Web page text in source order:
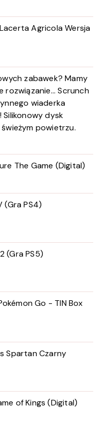
Agricola Wersja
zabawek? Mamy
rozwiązanie... Scrunch
wiaderka
Silikonowy dysk
powietrzu.
The Game (Digital)
(Gra PS4)
(Gra PS5)
Go - TIN Box
Spartan Czarny
of Kings (Digital)